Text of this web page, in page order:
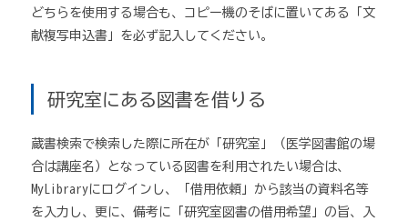
どちらを使用する場合も、コピー機のそばに置いてある「文
献複写申込書」を必ず記入してください。
研究室にある図書を借りる
蔵書検索で検索した際に所在が「研究室」（医学図書館の場
合は講座名）となっている図書を利用されたい場合は、
MyLibraryにログインし、「借用依頼」から該当の資料名等
を入力し、更に、備考に「研究室図書の借用希望」の旨、入